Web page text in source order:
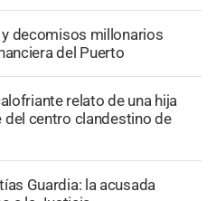
y decomisos millonarios
del Puerto
relato de una hija
del centro clandestino de
Guardia: la acusada